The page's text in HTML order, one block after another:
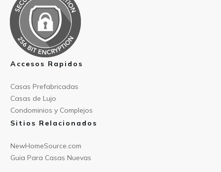
Accesos Rapidos
Casas Prefabricadas
Casas de Lujo
Condominios y Complejos
Sitios Relacionados
NewHomeSource.com
Guia Para Casas Nuevas